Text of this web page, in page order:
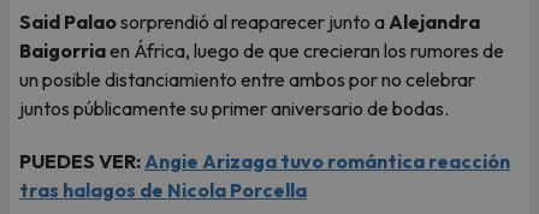
Said Palaosorprendió al reaparecer junto aAlejandra
Baigorriaen África, luego de que crecieran los rumores de
un posible distanciamiento entre ambos por no celebrar
juntos públicamente su primer aniversario de bodas.
PUEDES VER:Angie Arizaga tuvo romántica reacción
tras halagos de Nicola Porcella